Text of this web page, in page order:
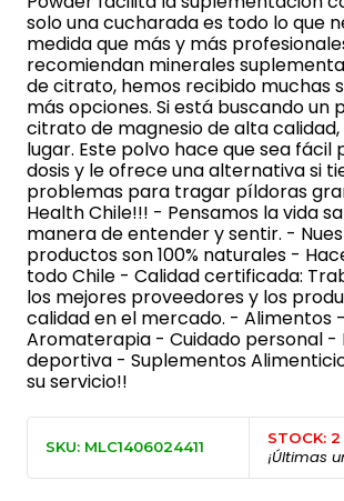
solo una cucharada es todo lo que
medida que más y más
recomiendan minerales
de citrato, hemos recibido muchas
más opciones. Si está buscando un
citrato de magnesio de alta calidad,
lugar. Este polvo hace que sea fácil
dosis y le ofrece una alternativa si
problemas para tragar píldoras
Health Chile!!! - Pensamos la vida
manera de entender y sentir. -
productos son 100% naturales -
todo Chile - Calidad certificada:
los mejores proveedores y los
calidad en el mercado. - Alimentos -
Aromaterapia - Cuidado personal -
deportiva - Suplementos
su servicio!!
SKU: MLC1406024411
STOCK: 2
¡Últimas